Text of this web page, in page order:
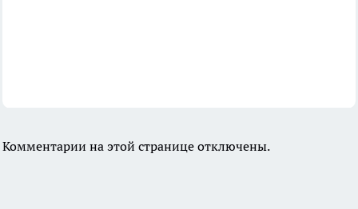
Комментарии на этой странице отключены.